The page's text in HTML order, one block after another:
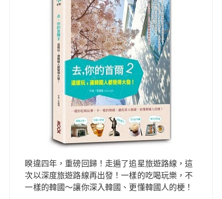
睽違四年，重磅回歸！走遍了追星旅遊路線，這
次以深度旅遊路線再出發！一樣的吃喝玩樂，不
一樣的韓國～讓你深入韓國、更懂韓國人的梗！